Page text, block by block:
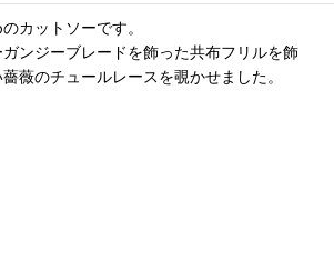
カットソーです。
ンジーブレードを飾った共布フリルを飾
薇のチュールレースを覗かせました。